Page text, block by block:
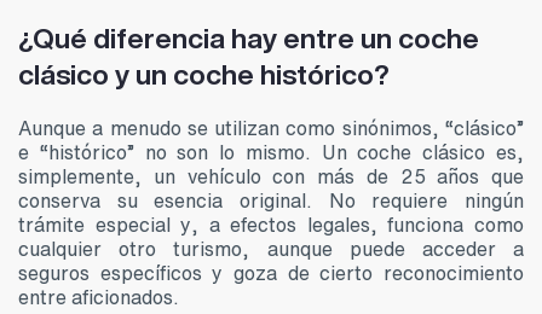
¿Qué diferencia hay entre un coche
clásico y un coche histórico?
Aunque a menudo se utilizan como sinónimos, “clásico”
e “histórico” no son lo mismo. Un coche clásico es,
simplemente, un vehículo con más de 25 años que
conserva su esencia original. No requiere ningún
trámite especial y, a efectos legales, funciona como
cualquier otro turismo, aunque puede acceder a
seguros específicos y goza de cierto reconocimiento
entre aficionados.